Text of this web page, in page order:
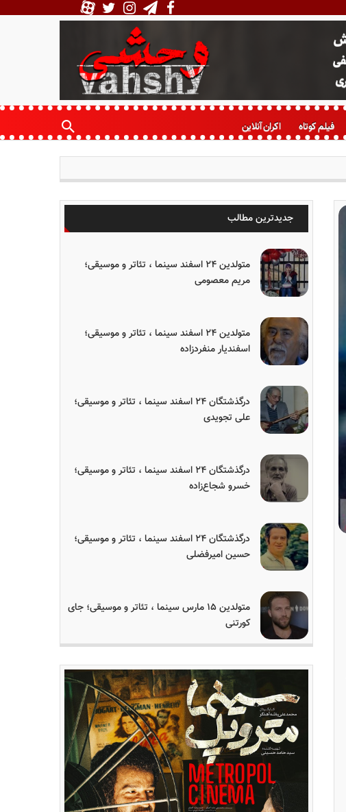
فیلم کوتاه اکران آنلاین
جدیدترین مطالب
متولدین ۲۴ اسفند سینما ، تئاتر و موسیقی؛
مریم معصومی
متولدین ۲۴ اسفند سینما ، تئاتر و موسیقی؛
اسفندیار منفردزاده
درگذشتگان ۲۴ اسفند سینما ، تئاتر و موسیقی؛
علی تجویدی
درگذشتگان ۲۴ اسفند سینما ، تئاتر و موسیقی؛
خسرو شجاع‌زاده
درگذشتگان ۲۴ اسفند سینما ، تئاتر و موسیقی؛
حسین امیرفضلی
متولدین ۱۵ مارس سینما ، تئاتر و موسیقی؛ جای
کورتنی